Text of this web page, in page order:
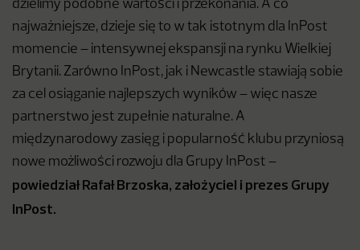
dzielimy podobne wartości i przekonania. A co
najważniejsze, dzieje się to w tak istotnym dla InPost
momencie – intensywnej ekspansji na rynku Wielkiej
Brytanii. Zarówno InPost, jak i Newcastle stawiają sobie
za cel osiąganie najlepszych wyników – więc nasze
partnerstwo jest zupełnie naturalne. A
międzynarodowy zasięg i popularność klubu przyniosą
nowe możliwości rozwoju dla Grupy InPost –
powiedziałRafał Brzoska, założyciel i prezes Grupy
InPost.